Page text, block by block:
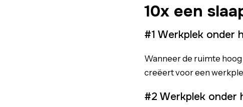
10x een
#1 Werkplek onder
Wanneer de ruimte
creëert voor een
#2 Werkplek onder